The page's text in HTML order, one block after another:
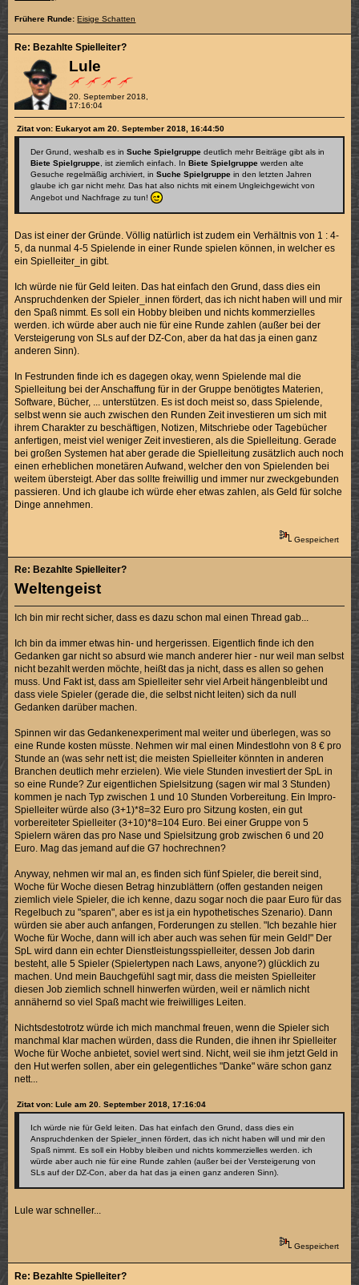
Frühere Runde: Eisige Schatten
Lule
20. September 2018,
17:16:04
Re: Bezahlte Spielleiter?
Zitat von: Eukaryot am 20. September 2018, 16:44:50
Der Grund, weshalb es inSuche Spielgruppe deutlich mehr Beiträge gibt als in
Biete Spielgruppe , ist ziemlich einfach. InBiete Spielgruppe werden alte
Gesuche regelmäßig archiviert, inSuche Spielgruppe in den letzten Jahren
glaube ich gar nicht mehr. Das hat also nichts mit einem Ungleichgewicht von
Angebot und Nachfrage zu tun!
Das ist einer der Gründe. Völlig natürlich ist zudem ein Verhältnis von 1 : 4-
5, da nunmal 4-5 Spielende in einer Runde spielen können, in welcher es
ein Spielleiter_in gibt.
Ich würde nie für Geld leiten. Das hat einfach den Grund, dass dies ein
Anspruchdenken der Spieler_innen fördert, das ich nicht haben will und mir
den Spaß nimmt. Es soll ein Hobby bleiben und nichts kommerzielles
werden. ich würde aber auch nie für eine Runde zahlen (außer bei der
Versteigerung von SLs auf der DZ-Con, aber da hat das ja einen ganz
anderen Sinn).
In Festrunden finde ich es dagegen okay, wenn Spielende mal die
Spielleitung bei der Anschaffung für in der Gruppe benötigtes Materien,
Software, Bücher, ... unterstützen. Es ist doch meist so, dass Spielende,
selbst wenn sie auch zwischen den Runden Zeit investieren um sich mit
ihrem Charakter zu beschäftigen, Notizen, Mitschriebe oder Tagebücher
anfertigen, meist viel weniger Zeit investieren, als die Spielleitung. Gerade
bei großen Systemen hat aber gerade die Spielleitung zusätzlich auch noch
einen erheblichen monetären Aufwand, welcher den von Spielenden bei
weitem übersteigt. Aber das sollte freiwillig und immer nur zweckgebunden
passieren. Und ich glaube ich würde eher etwas zahlen, als Geld für solche
Dinge annehmen.
Gespeichert
Weltengeist
Re: Bezahlte Spielleiter?
Ich bin mir recht sicher, dass es dazu schon mal einen Thread gab...
Ich bin da immer etwas hin- und hergerissen. Eigentlich finde ich den
Gedanken gar nicht so absurd wie manch anderer hier - nur weil man selbst
nicht bezahlt werden möchte, heißt das ja nicht, dass es allen so gehen
muss. Und Fakt ist, dass am Spielleiter sehr viel Arbeit hängenbleibt und
dass viele Spieler (gerade die, die selbst nicht leiten) sich da null
Gedanken darüber machen.
Spinnen wir das Gedankenexperiment mal weiter und überlegen, was so
eine Runde kosten müsste. Nehmen wir mal einen Mindestlohn von 8 € pro
Stunde an (was sehr nett ist; die meisten Spielleiter könnten in anderen
Branchen deutlich mehr erzielen). Wie viele Stunden investiert der SpL in
so eine Runde? Zur eigentlichen Spielsitzung (sagen wir mal 3 Stunden)
kommen je nach Typ zwischen 1 und 10 Stunden Vorbereitung. Ein Impro-
Spielleiter würde also (3+1)*8=32 Euro pro Sitzung kosten, ein gut
vorbereiteter Spielleiter (3+10)*8=104 Euro. Bei einer Gruppe von 5
Spielern wären das pro Nase und Spielsitzung grob zwischen 6 und 20
Euro. Mag das jemand auf die G7 hochrechnen?
Anyway, nehmen wir mal an, es finden sich fünf Spieler, die bereit sind,
Woche für Woche diesen Betrag hinzublättern (offen gestanden neigen
ziemlich viele Spieler, die ich kenne, dazu sogar noch die paar Euro für das
Regelbuch zu "sparen", aber es ist ja ein hypothetisches Szenario). Dann
würden sie aber auch anfangen, Forderungen zu stellen. "Ich bezahle hier
Woche für Woche, dann will ich aber auch was sehen für mein Geld!" Der
SpL wird dann ein echter Dienstleistungsspielleiter, dessen Job darin
besteht, alle 5 Spieler (Spielertypen nach Laws, anyone?) glücklich zu
machen. Und mein Bauchgefühl sagt mir, dass die meisten Spielleiter
diesen Job ziemlich schnell hinwerfen würden, weil er nämlich nicht
annähernd so viel Spaß macht wie freiwilliges Leiten.
Nichtsdestotrotz würde ich mich manchmal freuen, wenn die Spieler sich
manchmal klar machen würden, dass die Runden, die ihnen ihr Spielleiter
Woche für Woche anbietet, soviel wert sind. Nicht, weil sie ihm jetzt Geld in
den Hut werfen sollen, aber ein gelegentliches "Danke" wäre schon ganz
nett...
Zitat von: Lule am 20. September 2018, 17:16:04
Ich würde nie für Geld leiten. Das hat einfach den Grund, dass dies ein
Anspruchdenken der Spieler_innen fördert, das ich nicht haben will und mir den
Spaß nimmt. Es soll ein Hobby bleiben und nichts kommerzielles werden. ich
würde aber auch nie für eine Runde zahlen (außer bei der Versteigerung von
SLs auf der DZ-Con, aber da hat das ja einen ganz anderen Sinn).
Lule war schneller...
Gespeichert
Re: Bezahlte Spielleiter?